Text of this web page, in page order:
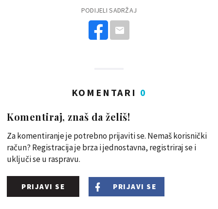
PODIJELI SADRŽAJ
KOMENTARI 0
Komentiraj, znaš da želiš!
Za komentiranje je potrebno prijaviti se. Nemaš korisnički
račun? Registracija je brza i jednostavna, registriraj se i
uključi se u raspravu.
PRIJAVI SE PRIJAVI SE